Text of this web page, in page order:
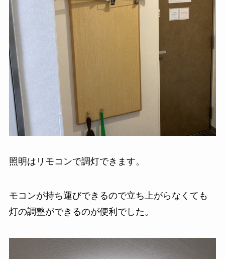
照明はリモコンで調灯できます。
モコンが持ち運びできるので立ち上がらなくても
灯の調整ができるのが便利でした。